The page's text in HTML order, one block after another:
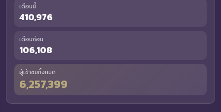
เดือนนี้
410,976
เดือนก่อน
106,108
ผู้เข้าชมทั้งหมด
6,257,399